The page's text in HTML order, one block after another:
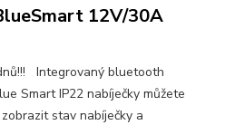
12V/30A
Integrovaný bluetooth
Smart IP22 nabíječky můžete
stav nabíječky a